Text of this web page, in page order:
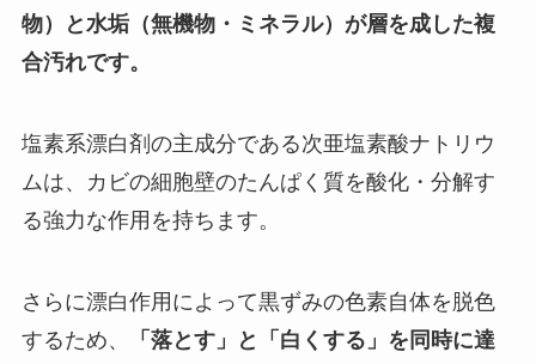
物）と水垢（無機物・ミネラル）が層を成した複
合汚れです。
塩素系漂白剤の主成分である次亜塩素酸ナトリウ
ムは、カビの細胞壁のたんぱく質を酸化・分解す
る強力な作用を持ちます。
さらに漂白作用によって黒ずみの色素自体を脱色
するため、
「落とす」と「白くする」を同時に達